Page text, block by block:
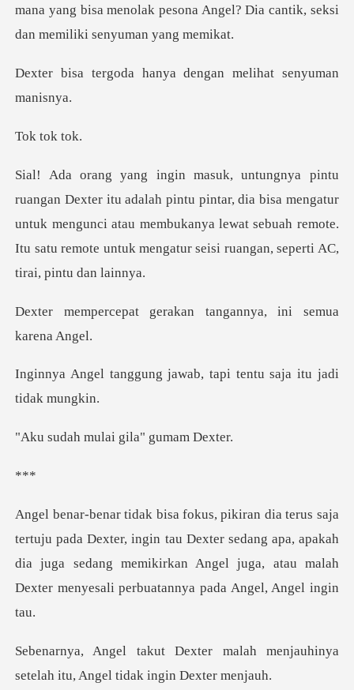
mana yang bisa menolak pesona Angel? Dia
hanya dengan melih
tok
pintar, dia bisa mengatur
untuk mengunci atau membukanya lewat sebuah remote.
It
erakan tangannya, in
jawab, tapi tentu saja
ulai gila" g
*
xter, ingin tau Dexter sedang apa, apakah
dia juga sedang memikirkan Angel
malah menjauhinya
setelah itu,